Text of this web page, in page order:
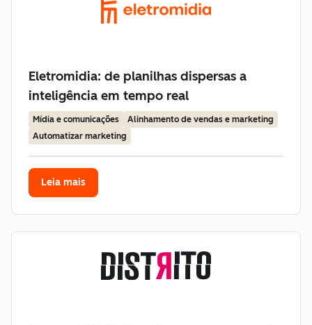
Eletromidia: de planilhas dispersas a
inteligência em tempo real
Mídia e comunicações
Alinhamento de vendas e marketing
Automatizar marketing
Leia mais